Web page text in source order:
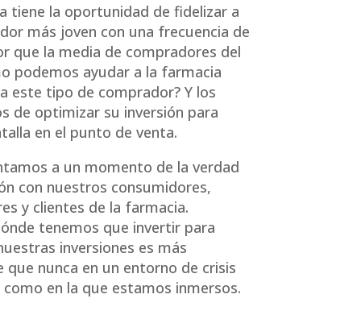
tiene la oportunidad de fidelizar a
más joven con una frecuencia de
que la media de compradores del
podemos ayudar a la farmacia
este tipo de comprador? Y los
de optimizar su inversión para
en el punto de venta.
a un momento de la verdad
con nuestros consumidores,
y clientes de la farmacia.
tenemos que invertir para
inversiones es más
nunca en un entorno de crisis
en la que estamos inmersos.